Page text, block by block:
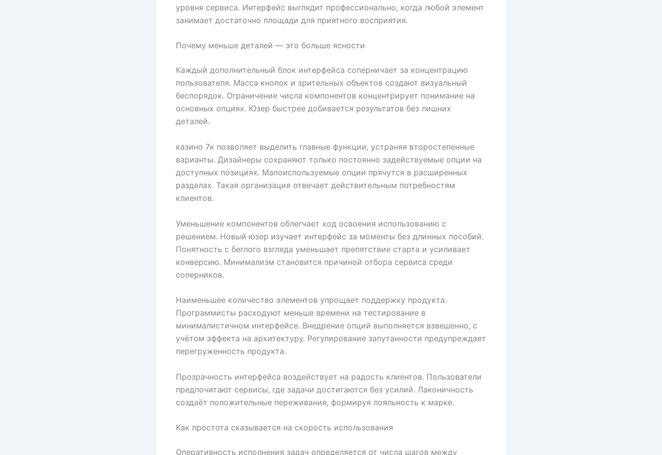
уровня сервиса. Интерфейс выглядит профессионально, когда любой элемент
занимает достаточно площади для приятного восприятия.
Почему меньше деталей — это больше ясности
Каждый дополнительный блок интерфейса соперничает за концентрацию
пользователя. Масса кнопок и зрительных объектов создают визуальный
беспорядок. Ограничение числа компонентов концентрирует понимание на
основных опциях. Юзер быстрее добивается результатов без лишних
деталей.
казино 7к позволяет выделить главные функции, устраняя второстепенные
варианты. Дизайнеры сохраняют только постоянно задействуемые опции на
доступных позициях. Малоиспользуемые опции прячутся в расширенных
разделах. Такая организация отвечает действительным потребностям
клиентов.
Уменьшение компонентов облегчает ход освоения использованию с
решением. Новый юзер изучает интерфейс за моменты без длинных пособий.
Понятность с беглого взгляда уменьшает препятствие старта и усиливает
конверсию. Минимализм становится причиной отбора сервиса среди
соперников.
Наименьшее количество элементов упрощает поддержку продукта.
Программисты расходуют меньше времени на тестирование в
минималистичном интерфейсе. Внедрение опций выполняется взвешенно, с
учётом эффекта на архитектуру. Регулирование запутанности предупреждает
перегруженность продукта.
Прозрачность интерфейса воздействует на радость клиентов. Пользователи
предпочитают сервисы, где задачи достигаются без усилий. Лаконичность
создаёт положительные переживания, формируя лояльность к марке.
Как простота сказывается на скорость использования
Оперативность исполнения задач определяется от числа шагов между